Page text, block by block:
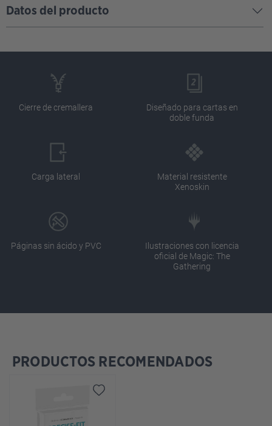
Datos del producto
Cierre de cremallera
Diseñado para cartas en
doble funda
Carga lateral
Material resistente
Xenoskin
Páginas sin ácido y PVC
Ilustraciones con licencia
oficial de Magic: The
Gathering
Omitir la galería de productos
PRODUCTOS RECOMENDADOS